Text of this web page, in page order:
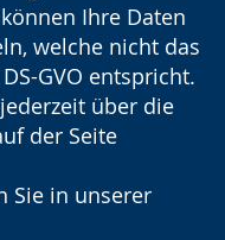
Ihre Daten
welche nicht das
GVO entspricht.
über die
der Seite
Sie in unserer